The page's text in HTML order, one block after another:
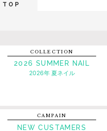
TOP
COLLECTION
2026 SUMMER NAIL
2026年 夏ネイル
CAMPAIN
NEW CUSTAMERS